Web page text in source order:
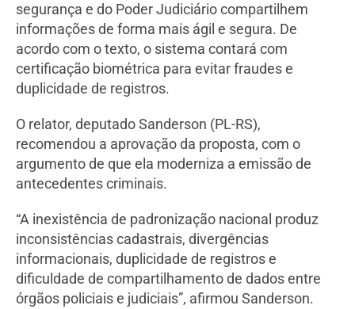
segurança e do Poder Judiciário compartilhem
informações de forma mais ágil e segura. De
acordo com o texto, o sistema contará com
certificação biométrica para evitar fraudes e
duplicidade de registros.
O relator, deputado Sanderson (PL-RS),
recomendou a aprovação da proposta, com o
argumento de que ela moderniza a emissão de
antecedentes criminais.
“A inexistência de padronização nacional produz
inconsistências cadastrais, divergências
informacionais, duplicidade de registros e
dificuldade de compartilhamento de dados entre
órgãos policiais e judiciais”, afirmou Sanderson.